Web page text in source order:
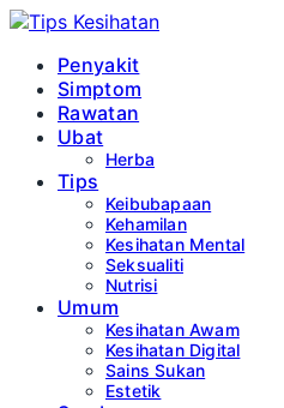
Penyakit
Simptom
Rawatan
Ubat
Herba
Tips
Keibubapaan
Kehamilan
Kesihatan Mental
Seksualiti
Nutrisi
Umum
Kesihatan Awam
Kesihatan Digital
Sains Sukan
Estetik